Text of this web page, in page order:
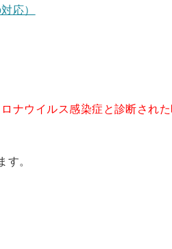
応）
ナウイルス感染症と診断され
。